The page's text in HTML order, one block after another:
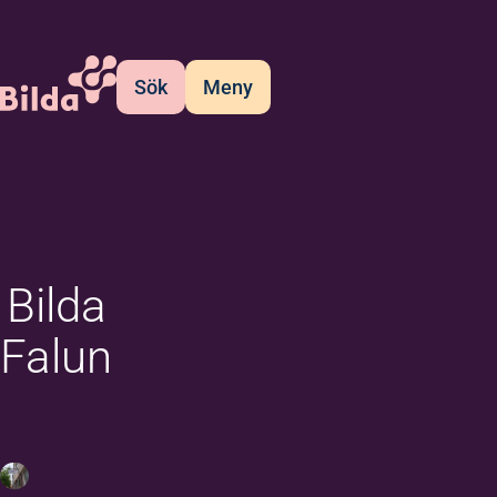
Sök Meny
Bilda
Falun